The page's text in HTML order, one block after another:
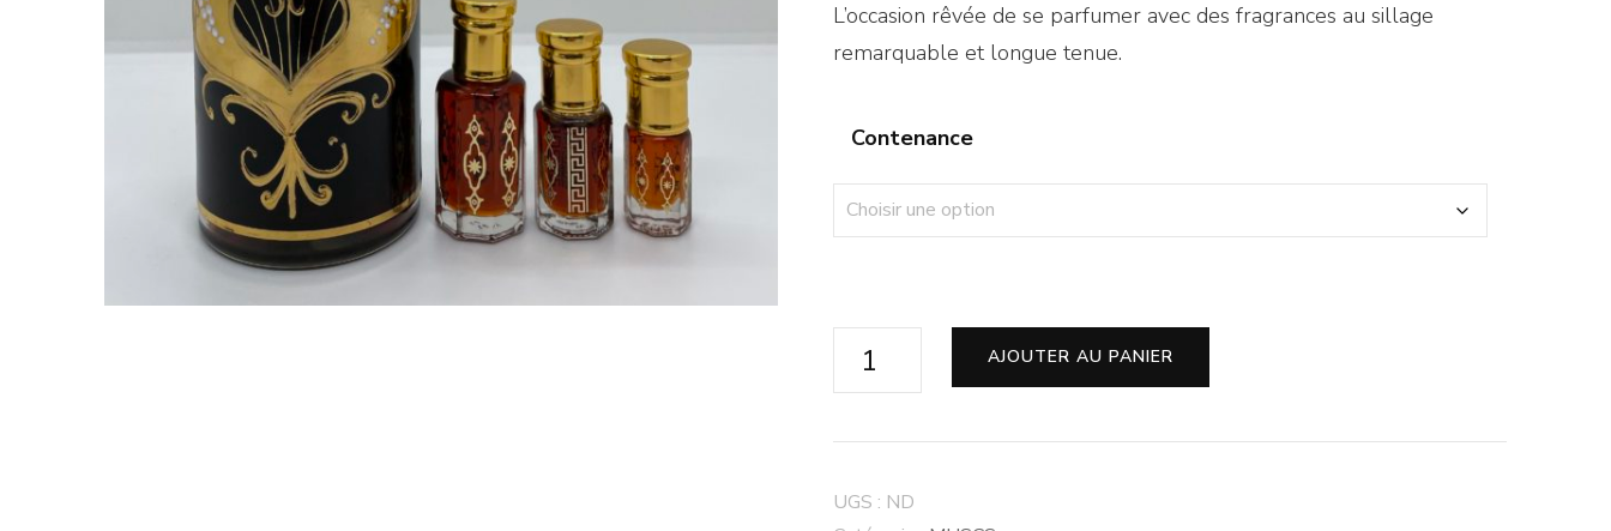
L’occasion rêvée de se parfumer avec des fragrances au sillage
remarquable et longue tenue.
Contenance
AJOUTER AU PANIER
UGS : ND